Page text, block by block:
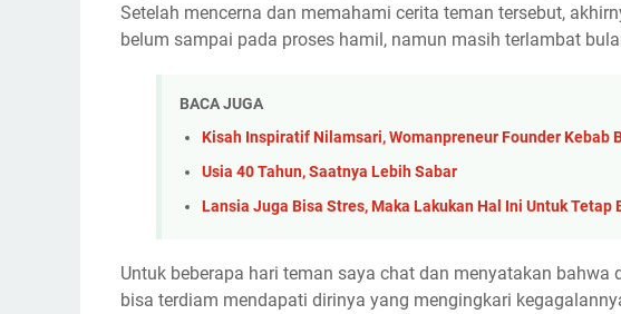
Setelah mencerna dan memahami cerita teman tersebut,
belum sampai pada proses hamil, namun masih terlambat
BACA JUGA
Kisah Inspiratif Nilamsari, Womanpreneur Founder Kebab
Usia 40 Tahun, Saatnya Lebih Sabar
Lansia Juga Bisa Stres, Maka Lakukan Hal Ini Untuk Tetap
Untuk beberapa hari teman saya chat dan menyatakan bahwa
bisa terdiam mendapati dirinya yang mengingkari